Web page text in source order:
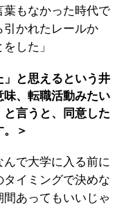
もなかった時代で
かれたレールか
した」
」と思えるという井
、転職活動みたい
言うと、同意した
＞
で大学に入る前に
イミングで決めな
あってもいいじゃ